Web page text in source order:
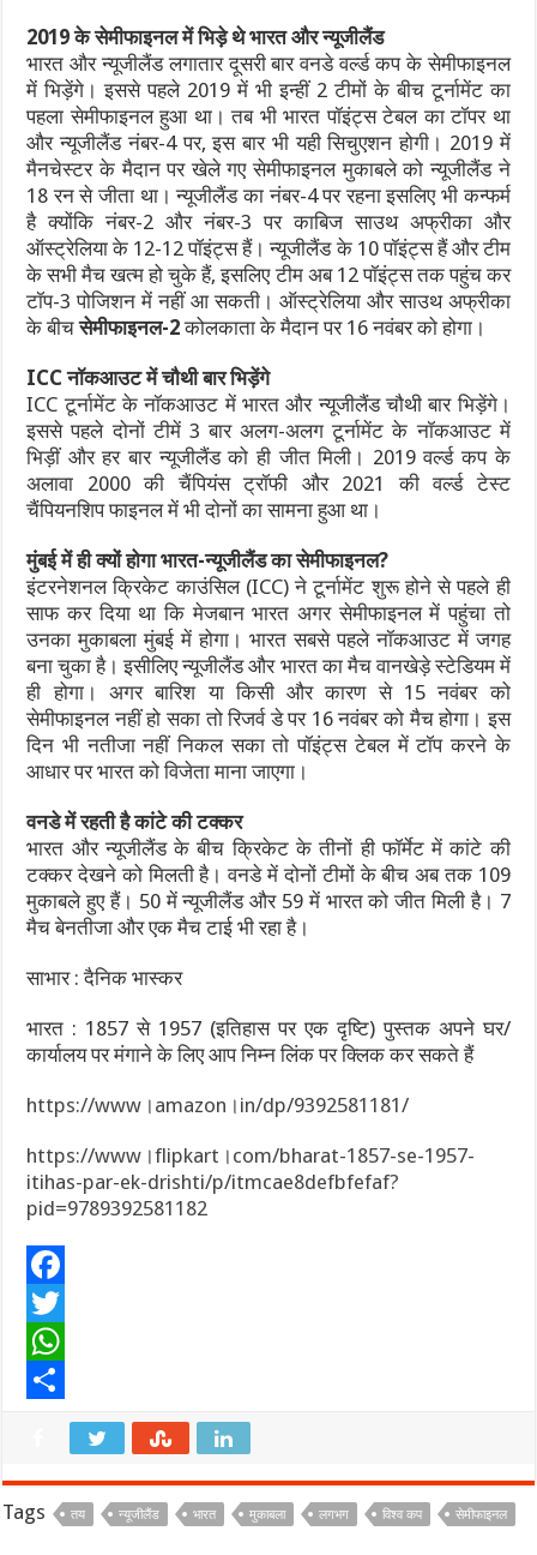
2019 के सेमीफाइनल में भिड़े थे भारत और न्यूजीलैंड
भारत और न्यूजीलैंड लगातार दूसरी बार वनडे वर्ल्ड कप के सेमीफाइनल
में भिड़ेंगे। इससे पहले 2019 में भी इन्हीं 2 टीमों के बीच टूर्नामेंट का
पहला सेमीफाइनल हुआ था। तब भी भारत पॉइंट्स टेबल का टॉपर था
और न्यूजीलैंड नंबर-4 पर, इस बार भी यही सिचुएशन होगी। 2019 में
मैनचेस्टर के मैदान पर खेले गए सेमीफाइनल मुकाबले को न्यूजीलैंड ने
18 रन से जीता था। न्यूजीलैंड का नंबर-4 पर रहना इसलिए भी कन्फर्म
है क्योंकि नंबर-2 और नंबर-3 पर काबिज साउथ अफ्रीका और
ऑस्ट्रेलिया के 12-12 पॉइंट्स हैं। न्यूजीलैंड के 10 पॉइंट्स हैं और टीम
के सभी मैच खत्म हो चुके हैं, इसलिए टीम अब 12 पॉइंट्स तक पहुंच कर
टॉप-3 पोजिशन में नहीं आ सकती। ऑस्ट्रेलिया और साउथ अफ्रीका
के बीचसेमीफाइनल-2कोलकाता के मैदान पर 16 नवंबर को होगा।
ICC नॉकआउट में चौथी बार भिड़ेंगे
ICC टूर्नामेंट के नॉकआउट में भारत और न्यूजीलैंड चौथी बार भिड़ेंगे।
इससे पहले दोनों टीमें 3 बार अलग-अलग टूर्नामेंट के नॉकआउट में
भिड़ीं और हर बार न्यूजीलैंड को ही जीत मिली। 2019 वर्ल्ड कप के
अलावा 2000 की चैंपियंस ट्रॉफी और 2021 की वर्ल्ड टेस्ट
चैंपियनशिप फाइनल में भी दोनों का सामना हुआ था।
मुंबई में ही क्यों होगा भारत-न्यूजीलैंड का सेमीफाइनल?
इंटरनेशनल क्रिकेट काउंसिल (ICC) ने टूर्नामेंट शुरू होने से पहले ही
साफ कर दिया था कि मेजबान भारत अगर सेमीफाइनल में पहुंचा तो
उनका मुकाबला मुंबई में होगा। भारत सबसे पहले नॉकआउट में जगह
बना चुका है। इसीलिए न्यूजीलैंड और भारत का मैच वानखेड़े स्टेडियम में
ही होगा। अगर बारिश या किसी और कारण से 15 नवंबर को
सेमीफाइनल नहीं हो सका तो रिजर्व डे पर 16 नवंबर को मैच होगा। इस
दिन भी नतीजा नहीं निकल सका तो पॉइंट्स टेबल में टॉप करने के
आधार पर भारत को विजेता माना जाएगा।
वनडे में रहती है कांटे की टक्कर
भारत और न्यूजीलैंड के बीच क्रिकेट के तीनों ही फॉर्मेट में कांटे की
टक्कर देखने को मिलती है। वनडे में दोनों टीमों के बीच अब तक 109
मुकाबले हुए हैं। 50 में न्यूजीलैंड और 59 में भारत को जीत मिली है। 7
मैच बेनतीजा और एक मैच टाई भी रहा है।
साभार : दैनिक भास्कर
भारत : 1857 से 1957 (इतिहास पर एक दृष्टि) पुस्तक अपने घर/
कार्यालय पर मंगाने के लिए आप निम्न लिंक पर क्लिक कर सकते हैं
https://www।amazon।in/dp/9392581181/
https://www।flipkart।com/bharat-1857-se-1957-
itihas-par-ek-drishti/p/itmcae8defbfefaf?
pid=9789392581182
F
a
c
T
w
W
Tags तय न्यूजीलैंड भारत मुकाबला लगभग विश्व कप सेमीफाइनल